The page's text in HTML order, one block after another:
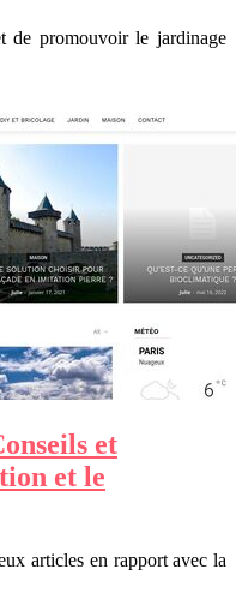
de promouvoir le jardinage
et
et le
articles en rapport avec la